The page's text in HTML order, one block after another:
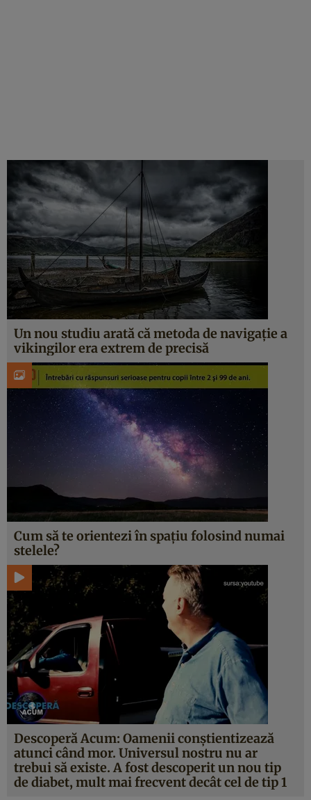
Un nou studiu arată că metoda de navigaţie a
vikingilor era extrem de precisă
Cum să te orientezi în spaţiu folosind numai
stelele?
Descoperă Acum: Oamenii conştientizează
atunci când mor. Universul nostru nu ar
trebui să existe. A fost descoperit un nou tip
de diabet, mult mai frecvent decât cel de tip 1